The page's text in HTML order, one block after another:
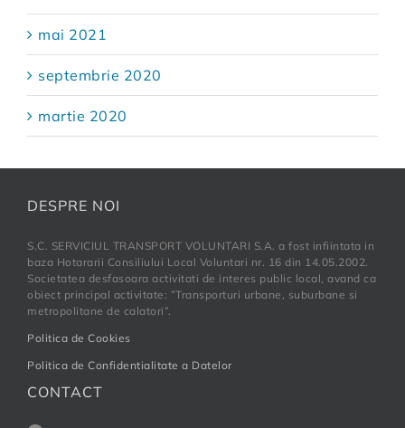
mai 2021
septembrie 2020
martie 2020
DESPRE NOI
S.C. SERVICIUL TRANSPORT VOLUNTARI S.A. a fost infiintata in
baza Hotararii Consiliului Local Voluntari nr. 16 din 14.05.2002.
Societatea desfasoara activitati de interes public local, avand ca
obiect principal activitate: ”Transporturi urbane, suburbane si
metropolitane de calatori”.
Politica de Cookies
Politica de Confidentialitate a Datelor
CONTACT